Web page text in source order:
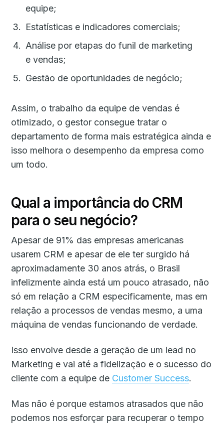
equipe;
Estatísticas e indicadores comerciais;
Análise por etapas do funil de marketing
e vendas;
Gestão de oportunidades de negócio;
Assim, o trabalho da equipe de vendas é
otimizado, o gestor consegue tratar o
departamento de forma mais estratégica ainda e
isso melhora o desempenho da empresa como
um todo.
Qual a importância do CRM
para o seu negócio?
Apesar de 91% das empresas americanas
usarem CRM e apesar de ele ter surgido há
aproximadamente 30 anos atrás, o Brasil
infelizmente ainda está um pouco atrasado, não
só em relação a CRM especificamente, mas em
relação a processos de vendas mesmo, a uma
máquina de vendas funcionando de verdade.
Isso envolve desde a geração de um lead no
Marketing e vai até a fidelização e o sucesso do
cliente com a equipe de Customer Success.
Mas não é porque estamos atrasados que não
podemos nos esforçar para recuperar o tempo